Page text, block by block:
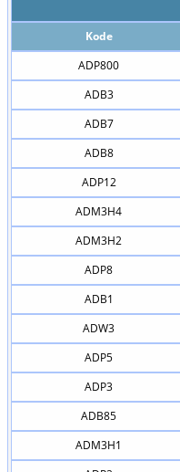
Kode
ADP800
ADB3
ADB7
ADB8
ADP12
ADM3H4
ADM3H2
ADP8
ADB1
ADW3
ADP5
ADP3
ADB85
ADM3H1